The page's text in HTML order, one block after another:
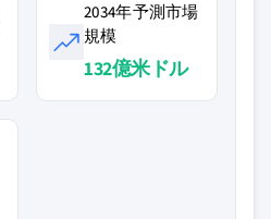
2034年予測市場
規模
132億米ドル